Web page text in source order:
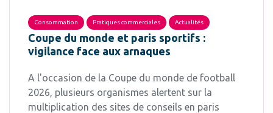
Consommation Pratiques commerciales Actualités
Coupe du monde et paris sportifs :
vigilance face aux arnaques
A l'occasion de la Coupe du monde de football
2026, plusieurs organismes alertent sur la
multiplication des sites de conseils en paris